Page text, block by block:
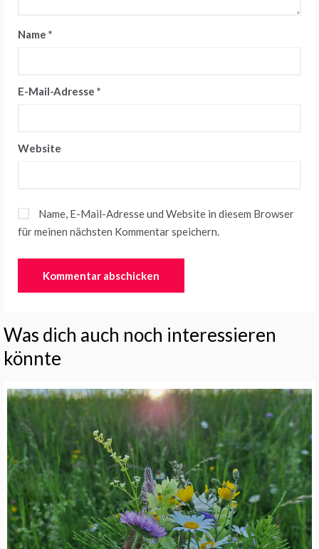
Name *
E-Mail-Adresse *
Website
Name, E-Mail-Adresse und Website in diesem Browser
für meinen nächsten Kommentar speichern.
Was dich auch noch interessieren
könnte